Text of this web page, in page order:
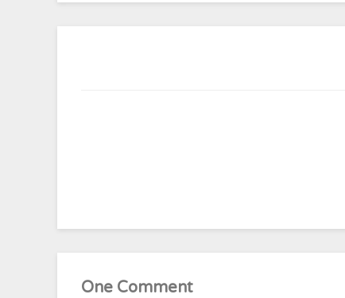
One Comment